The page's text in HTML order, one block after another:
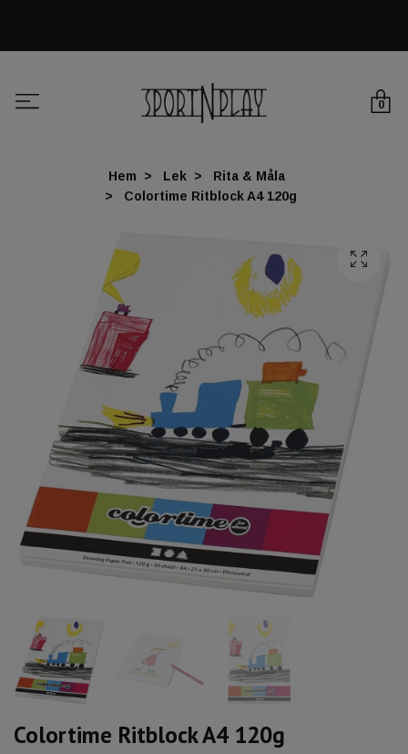
0
Hem Lek
Rita & Måla
Colortime Ritblock A4 120g
Colortime Ritblock A4 120g